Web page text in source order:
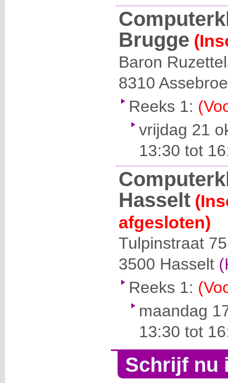
Brugge
Baron
8310
Reeks 1:
vrijdag 21
13:30 tot
Hasselt
afgesloten)
Tulpinstraat 75
3500 Hasselt
Reeks 1:
maandag
13:30 tot
Schrijf nu